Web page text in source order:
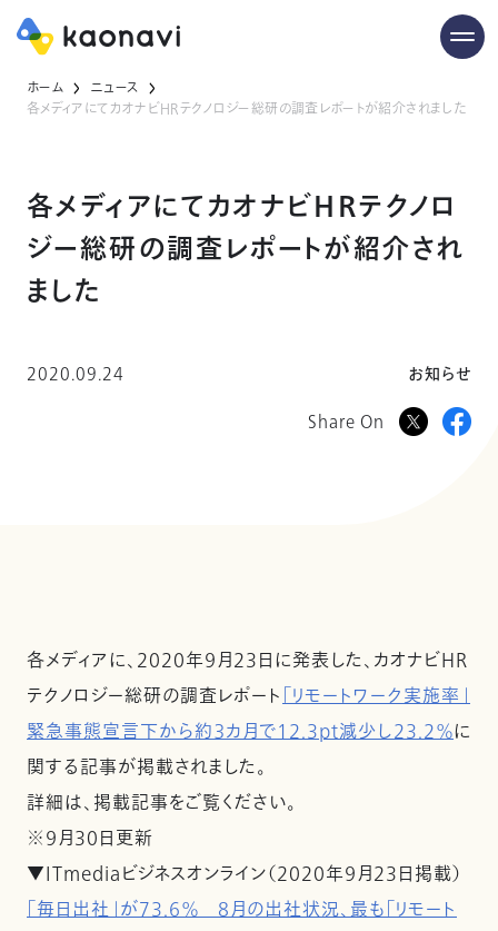
ホーム
ニュース
各メディアにてカオナビHRテクノロジー総研の調査レポートが紹介されました
各メディアにてカオナビHRテクノロ
ジー総研の調査レポートが紹介され
ました
2020.09.24 お知らせ
Share On
各メディアに、2020年９月23日に発表した、カオナビHR
テクノロジー総研の調査レポート「リモートワーク実施率」
緊急事態宣言下から約３カ月で12.3pt減少し23.2％に
関する記事が掲載されました。
詳細は、掲載記事をご覧ください。
※９月30日更新
▼ITmediaビジネスオンライン（2020年９月23日掲載）
「毎日出社」が73.6％ 8月の出社状況、最も「リモート